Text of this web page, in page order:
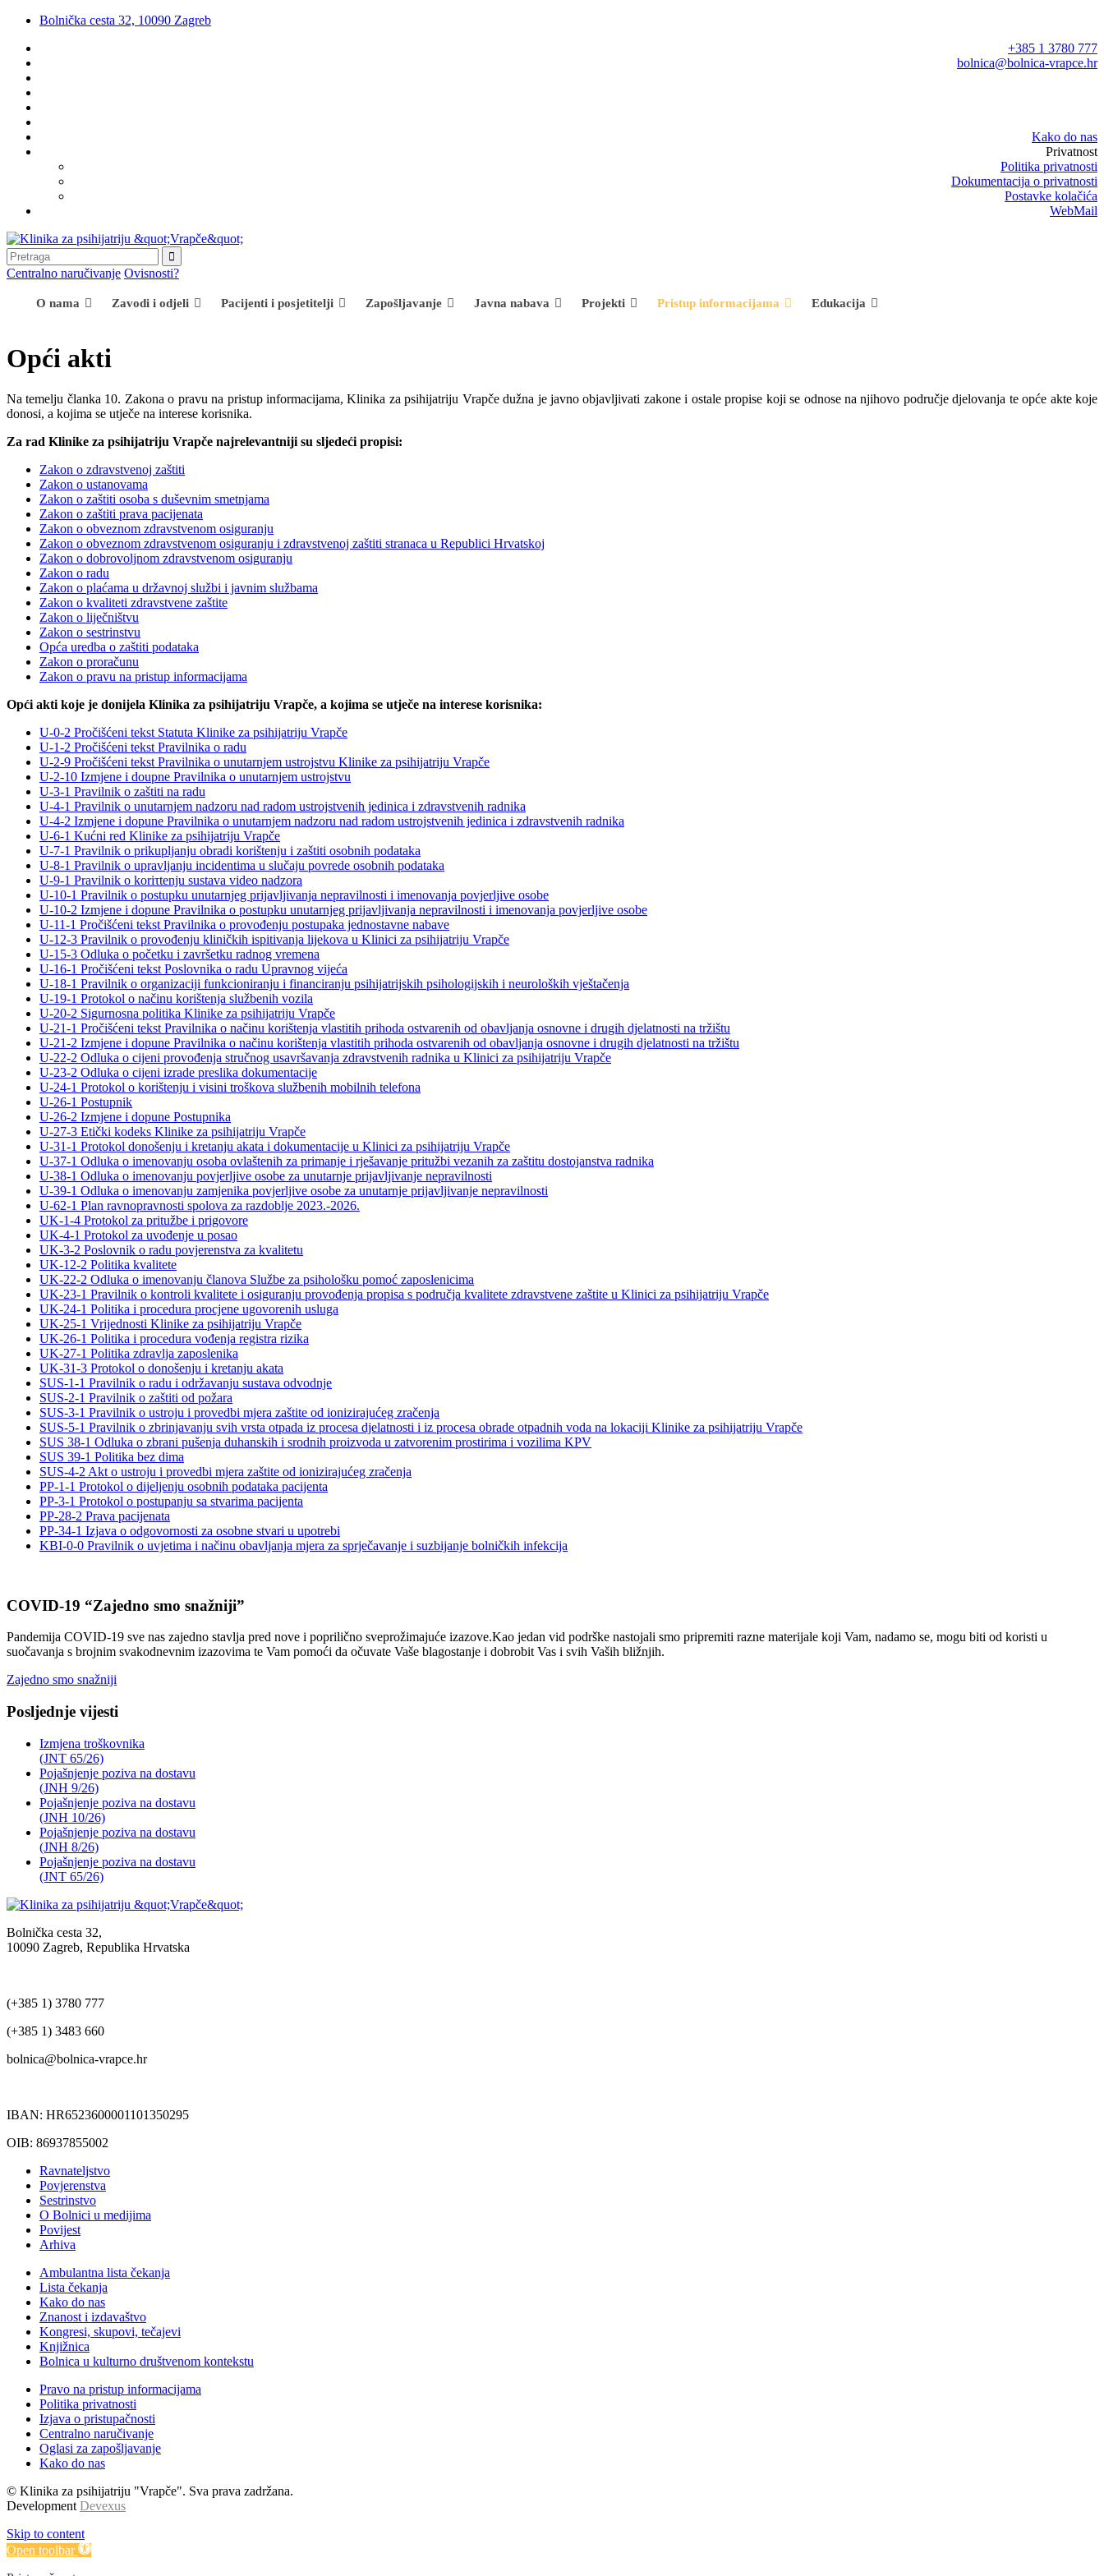
Bolnička cesta 32, 10090 Zagreb
+385 1 3780 777
bolnica@bolnica-vrapce.hr
Kako do nas
Privatnost
Politika privatnosti
Dokumentacija o privatnosti
Postavke kolačića
WebMail
Centralno naručivanje Ovisnosti?
O nama Zavodi i odjeli Pacijenti i posjetitelji Zapošljavanje Javna nabava Projekti Pristup informacijama Edukacija
Opći akti
Na temelju članka 10. Zakona o pravu na pristup informacijama, Klinika za psihijatriju Vrapče dužna je javno objavljivati zakone i ostale propise koji se odnose na njihovo područje djelovanja te opće akte koje
donosi, a kojima se utječe na interese korisnika.
Za rad Klinike za psihijatriju Vrapče najrelevantniji su sljedeći propisi:
Zakon o zdravstvenoj zaštiti
Zakon o ustanovama
Zakon o zaštiti osoba s duševnim smetnjama
Zakon o zaštiti prava pacijenata
Zakon o obveznom zdravstvenom osiguranju
Zakon o obveznom zdravstvenom osiguranju i zdravstvenoj zaštiti stranaca u Republici Hrvatskoj
Zakon o dobrovoljnom zdravstvenom osiguranju
Zakon o radu
Zakon o plaćama u državnoj službi i javnim službama
Zakon o kvaliteti zdravstvene zaštite
Zakon o liječništvu
Zakon o sestrinstvu
Opća uredba o zaštiti podataka
Zakon o proračunu
Zakon o pravu na pristup informacijama
Opći akti koje je donijela Klinika za psihijatriju Vrapče, a kojima se utječe na interese korisnika:
U-0-2 Pročišćeni tekst Statuta Klinike za psihijatriju Vrapče
U-1-2 Pročišćeni tekst Pravilnika o radu
U-2-9 Pročišćeni tekst Pravilnika o unutarnjem ustrojstvu Klinike za psihijatriju Vrapče
U-2-10 Izmjene i doupne Pravilnika o unutarnjem ustrojstvu
U-3-1 Pravilnik o zaštiti na radu
U-4-1 Pravilnik o unutarnjem nadzoru nad radom ustrojstvenih jedinica i zdravstvenih radnika
U-4-2 Izmjene i dopune Pravilnika o unutarnjem nadzoru nad radom ustrojstvenih jedinica i zdravstvenih radnika
U-6-1 Kućni red Klinike za psihijatriju Vrapče
U-7-1 Pravilnik o prikupljanju obradi korištenju i zaštiti osobnih podataka
U-8-1 Pravilnik o upravljanju incidentima u slučaju povrede osobnih podataka
U-9-1 Pravilnik o koriτtenju sustava video nadzora
U-10-1 Pravilnik o postupku unutarnjeg prijavljivanja nepravilnosti i imenovanja povjerljive osobe
U-10-2 Izmjene i dopune Pravilnika o postupku unutarnjeg prijavljivanja nepravilnosti i imenovanja povjerljive osobe
U-11-1 Pročišćeni tekst Pravilnika o provođenju postupaka jednostavne nabave
U-12-3 Pravilnik o provođenju kliničkih ispitivanja lijekova u Klinici za psihijatriju Vrapče
U-15-3 Odluka o početku i završetku radnog vremena
U-16-1 Pročišćeni tekst Poslovnika o radu Upravnog vijeća
U-18-1 Pravilnik o organizaciji funkcioniranju i financiranju psihijatrijskih psihologijskih i neuroloških vještačenja
U-19-1 Protokol o načinu korištenja službenih vozila
U-20-2 Sigurnosna politika Klinike za psihijatriju Vrapče
U-21-1 Pročišćeni tekst Pravilnika o načinu korištenja vlastitih prihoda ostvarenih od obavljanja osnovne i drugih djelatnosti na tržištu
U-21-2 Izmjene i dopune Pravilnika o načinu korištenja vlastitih prihoda ostvarenih od obavljanja osnovne i drugih djelatnosti na tržištu
U-22-2 Odluka o cijeni provođenja stručnog usavršavanja zdravstvenih radnika u Klinici za psihijatriju Vrapče
U-23-2 Odluka o cijeni izrade preslika dokumentacije
U-24-1 Protokol o korištenju i visini troškova službenih mobilnih telefona
U-26-1 Postupnik
U-26-2 Izmjene i dopune Postupnika
U-27-3 Etički kodeks Klinike za psihijatriju Vrapče
U-31-1 Protokol donošenju i kretanju akata i dokumentacije u Klinici za psihijatriju Vrapče
U-37-1 Odluka o imenovanju osoba ovlaštenih za primanje i rješavanje pritužbi vezanih za zaštitu dostojanstva radnika
U-38-1 Odluka o imenovanju povjerljive osobe za unutarnje prijavljivanje nepravilnosti
U-39-1 Odluka o imenovanju zamjenika povjerljive osobe za unutarnje prijavljivanje nepravilnosti
U-62-1 Plan ravnopravnosti spolova za razdoblje 2023.-2026.
UK-1-4 Protokol za pritužbe i prigovore
UK-4-1 Protokol za uvođenje u posao
UK-3-2 Poslovnik o radu povjerenstva za kvalitetu
UK-12-2 Politika kvalitete
UK-22-2 Odluka o imenovanju članova Službe za psihološku pomoć zaposlenicima
UK-23-1 Pravilnik o kontroli kvalitete i osiguranju provođenja propisa s područja kvalitete zdravstvene zaštite u Klinici za psihijatriju Vrapče
UK-24-1 Politika i procedura procjene ugovorenih usluga
UK-25-1 Vrijednosti Klinike za psihijatriju Vrapče
UK-26-1 Politika i procedura vođenja registra rizika
UK-27-1 Politika zdravlja zaposlenika
UK-31-3 Protokol o donošenju i kretanju akata
SUS-1-1 Pravilnik o radu i održavanju sustava odvodnje
SUS-2-1 Pravilnik o zaštiti od požara
SUS-3-1 Pravilnik o ustroju i provedbi mjera zaštite od ionizirajućeg zračenja
SUS-5-1 Pravilnik o zbrinjavanju svih vrsta otpada iz procesa djelatnosti i iz procesa obrade otpadnih voda na lokaciji Klinike za psihijatriju Vrapče
SUS 38-1 Odluka o zbrani pušenja duhanskih i srodnih proizvoda u zatvorenim prostirima i vozilima KPV
SUS 39-1 Politika bez dima
SUS-4-2 Akt o ustroju i provedbi mjera zaštite od ionizirajućeg zračenja
PP-1-1 Protokol o dijeljenju osobnih podataka pacijenta
PP-3-1 Protokol o postupanju sa stvarima pacijenta
PP-28-2 Prava pacijenata
PP-34-1 Izjava o odgovornosti za osobne stvari u upotrebi
KBI-0-0 Pravilnik o uvjetima i načinu obavljanja mjera za sprječavanje i suzbijanje bolničkih infekcija
COVID-19 “Zajedno smo snažniji”
Pandemija COVID-19 sve nas zajedno stavlja pred nove i poprilično sveprožimajuće izazove.Kao jedan vid podrške nastojali smo pripremiti razne materijale koji Vam, nadamo se, mogu biti od koristi u
suočavanja s brojnim svakodnevnim izazovima te Vam pomoći da očuvate Vaše blagostanje i dobrobit Vas i svih Vaših bližnjih.
Zajedno smo snažniji
Posljednje vijesti
Izmjena troškovnika
(JNT 65/26)
Pojašnjenje poziva na dostavu
(JNH 9/26)
Pojašnjenje poziva na dostavu
(JNH 10/26)
Pojašnjenje poziva na dostavu
(JNH 8/26)
Pojašnjenje poziva na dostavu
(JNT 65/26)
Bolnička cesta 32,
10090 Zagreb, Republika Hrvatska
(+385 1) 3780 777
(+385 1) 3483 660
bolnica@bolnica-vrapce.hr
IBAN: HR6523600001101350295
OIB: 86937855002
Ravnateljstvo
Povjerenstva
Sestrinstvo
O Bolnici u medijima
Povijest
Arhiva
Ambulantna lista čekanja
Lista čekanja
Kako do nas
Znanost i izdavaštvo
Kongresi, skupovi, tečajevi
Knjižnica
Bolnica u kulturno društvenom kontekstu
Pravo na pristup informacijama
Politika privatnosti
Izjava o pristupačnosti
Centralno naručivanje
Oglasi za zapošljavanje
Kako do nas
© Klinika za psihijatriju "Vrapče". Sva prava zadržana.
Development Devexus
Skip to content
Open toolbar